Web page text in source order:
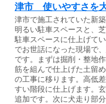
津市 使いやすさを
津市で施工されていた新
明るい駐車スペースと、
駐車スペースに仕上げて
でお世話になった現場で
です。まずは掘削・整地
筋を組んで仕上げた土留
の工事に移ります。高低
すい階段に仕上げます。
追加です。次に犬走り部